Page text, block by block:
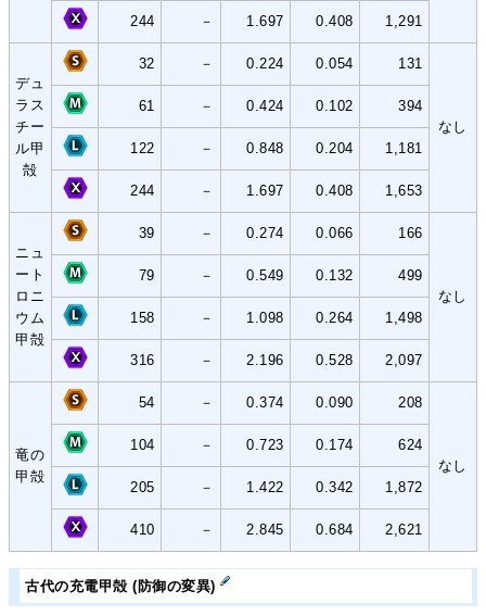
244 － 1.697 0.408 1,291
デュ
ラス
チー
ル甲
殻
32 － 0.224 0.054 131
なし
61 － 0.424 0.102 394
122 － 0.848 0.204 1,181
244 － 1.697 0.408 1,653
ニュ
ート
ロニ
ウム
甲殻
39 － 0.274 0.066 166
なし
79 － 0.549 0.132 499
158 － 1.098 0.264 1,498
316 － 2.196 0.528 2,097
竜の
甲殻
54 － 0.374 0.090 208
なし
104 － 0.723 0.174 624
205 － 1.422 0.342 1,872
410 － 2.845 0.684 2,621
古代の充電甲殻 (防御の変異)